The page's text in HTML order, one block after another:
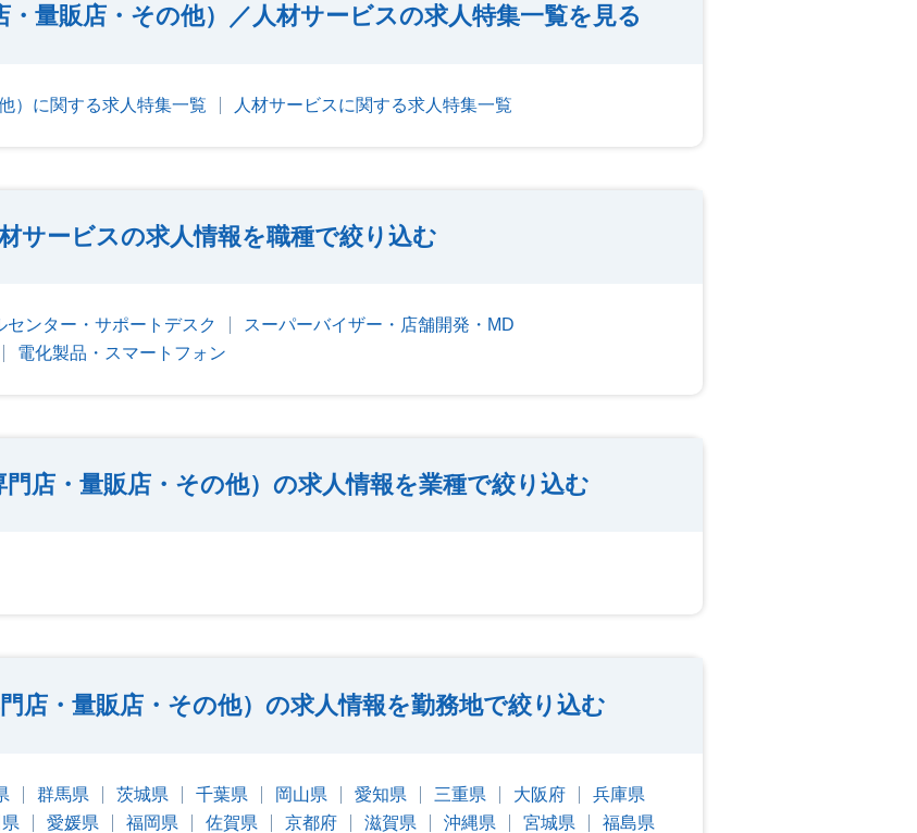
・量販店・その他）／人材サービスの求人特集一覧を見る
）に関する求人特集一覧 人材サービスに関する求人特集一覧
サービスの求人情報を職種で絞り込む
センター・サポートデスク
スーパーバイザー・店舗開発・MD
電化製品・スマートフォン
門店・量販店・その他）の求人情報を業種で絞り込む
店・量販店・その他）の求人情報を勤務地で絞り込む
群馬県 茨城県 千葉県 岡山県 愛知県 三重県 大阪府
兵庫県
愛媛県 福岡県 佐賀県 京都府 滋賀県 沖縄県 宮城県
福島県